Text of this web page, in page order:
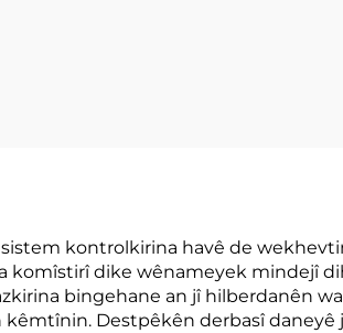
kontrolkirina havê de
komîstirî dike wênameyek mindejî
bingehane an jî hilberdanên
Destpêkên derbasî daneyê